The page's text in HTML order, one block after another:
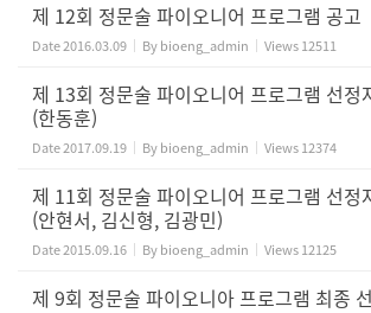
제 12회 정문술 파이오니어 프로그램 공고
Date2016.03.09 Bybioeng_admin Views12511
제 13회 정문술 파이오니어 프로그램 선정
(한동훈)
Date2017.09.19 Bybioeng_admin Views12374
제 11회 정문술 파이오니어 프로그램 선정
(안현서, 김신형, 김광민)
Date2015.09.16 Bybioeng_admin Views12125
제 9회 정문술 파이오니아 프로그램 최종